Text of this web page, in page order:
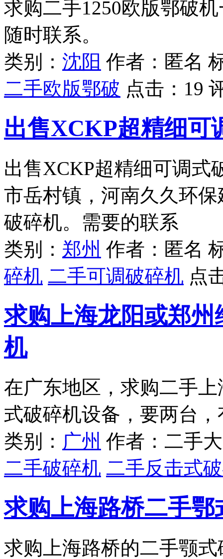
求购二手1250欧版鄂破
随时联系。
类别： 沈阳 作者：匿名
二手欧版鄂破 点击： 19
出售XCKP超精细可
出售XCKP超精细可调式
市岳村镇，河南久久环
破碎机。需要的联系
类别： 郑州 作者：匿名
碎机 二手可调破碎机 点
求购上海龙阳或郑州
机
在广东地区，求购二手
式破碎机设备，要两台
类别： 广州 作者：二手
二手破碎机 二手反击式
求购上海路桥二手鄂
求购上海路桥的二手颚